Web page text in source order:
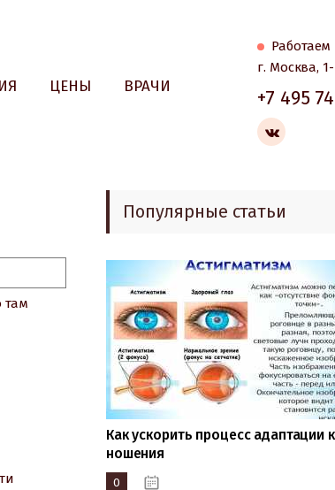
ЦЕНЫ ВРАЧИ
Работаем
г. Москва,
+7 495
там
Популярные статьи
Как ускорить процесс адаптации
ношения
0